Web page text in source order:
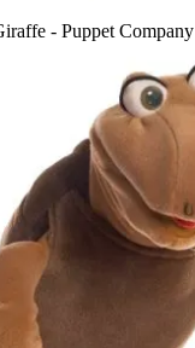
- Puppet Company